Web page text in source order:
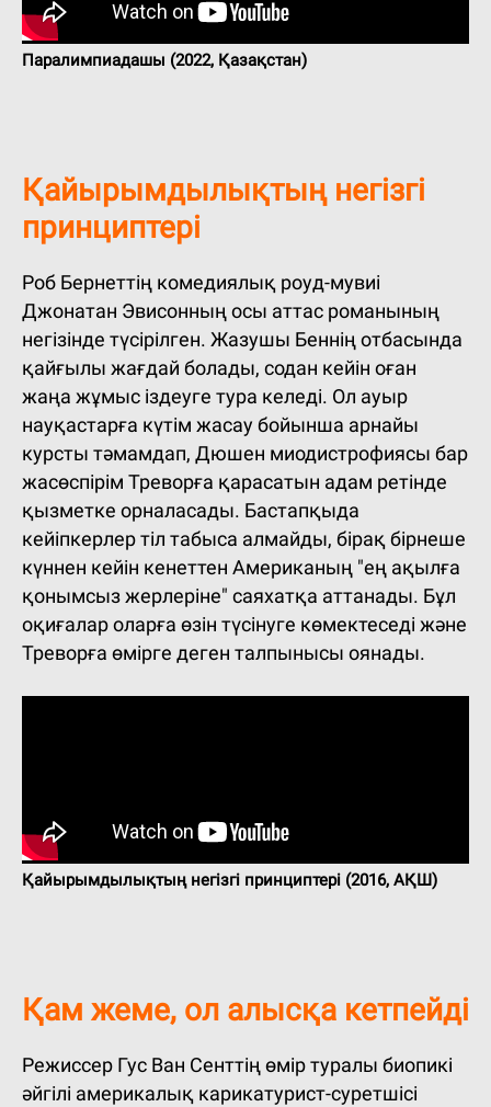
Паралимпиадашы (2022, Қазақстан)
Қайырымдылықтың негізгі
принциптері
Роб Бернеттің комедиялық роуд-мувиі
Джонатан Эвисонның осы аттас романының
негізінде түсірілген. Жазушы Беннің отбасында
қайғылы жағдай болады, содан кейін оған
жаңа жұмыс іздеуге тура келеді. Ол ауыр
науқастарға күтім жасау бойынша арнайы
курсты тәмамдап, Дюшен миодистрофиясы бар
жасөспірім Треворға қарасатын адам ретінде
қызметке орналасады. Бастапқыда
кейіпкерлер тіл табыса алмайды, бірақ бірнеше
күннен кейін кенеттен Американың "ең ақылға
қонымсыз жерлеріне" саяхатқа аттанады. Бұл
оқиғалар оларға өзін түсінуге көмектеседі және
Треворға өмірге деген талпынысы оянады.
Қайырымдылықтың негізгі принциптері (2016, АҚШ)
Қам жеме, ол алысқа кетпейді
Режиссер Гус Ван Сенттің өмір туралы биопикі
әйгілі америкалық карикатурист-суретшісі